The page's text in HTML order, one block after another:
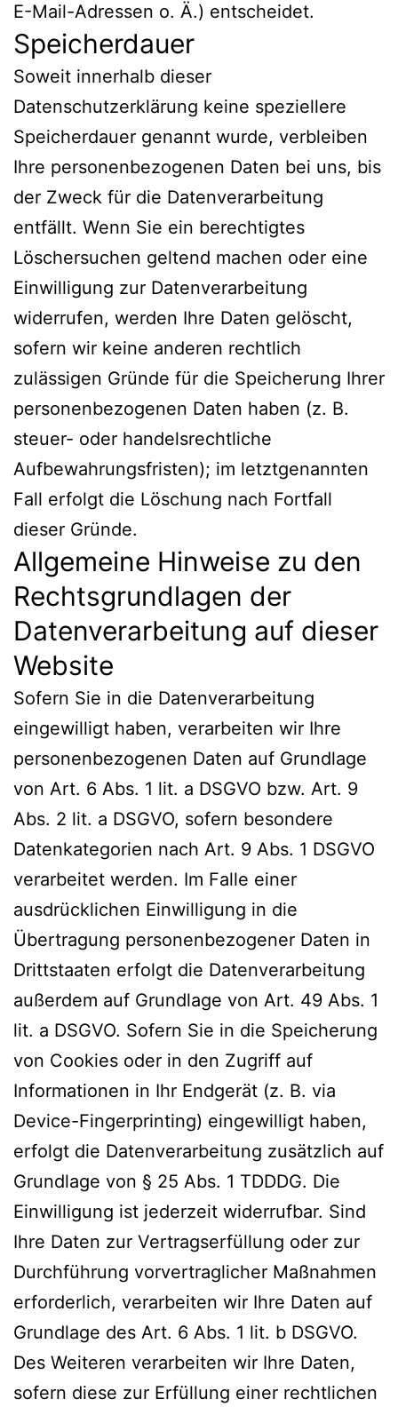
E-Mail-Adressen o. Ä.) entscheidet.
Speicherdauer
Soweit innerhalb dieser
Datenschutzerklärung keine speziellere
Speicherdauer genannt wurde, verbleiben
Ihre personenbezogenen Daten bei uns, bis
der Zweck für die Datenverarbeitung
entfällt. Wenn Sie ein berechtigtes
Löschersuchen geltend machen oder eine
Einwilligung zur Datenverarbeitung
widerrufen, werden Ihre Daten gelöscht,
sofern wir keine anderen rechtlich
zulässigen Gründe für die Speicherung Ihrer
personenbezogenen Daten haben (z. B.
steuer- oder handelsrechtliche
Aufbewahrungsfristen); im letztgenannten
Fall erfolgt die Löschung nach Fortfall
dieser Gründe.
Allgemeine Hinweise zu den
Rechtsgrundlagen der
Datenverarbeitung auf dieser
Website
Sofern Sie in die Datenverarbeitung
eingewilligt haben, verarbeiten wir Ihre
personenbezogenen Daten auf Grundlage
von Art. 6 Abs. 1 lit. a DSGVO bzw. Art. 9
Abs. 2 lit. a DSGVO, sofern besondere
Datenkategorien nach Art. 9 Abs. 1 DSGVO
verarbeitet werden. Im Falle einer
ausdrücklichen Einwilligung in die
Übertragung personenbezogener Daten in
Drittstaaten erfolgt die Datenverarbeitung
außerdem auf Grundlage von Art. 49 Abs. 1
lit. a DSGVO. Sofern Sie in die Speicherung
von Cookies oder in den Zugriff auf
Informationen in Ihr Endgerät (z. B. via
Device-Fingerprinting) eingewilligt haben,
erfolgt die Datenverarbeitung zusätzlich auf
Grundlage von § 25 Abs. 1 TDDDG. Die
Einwilligung ist jederzeit widerrufbar. Sind
Ihre Daten zur Vertragserfüllung oder zur
Durchführung vorvertraglicher Maßnahmen
erforderlich, verarbeiten wir Ihre Daten auf
Grundlage des Art. 6 Abs. 1 lit. b DSGVO.
Des Weiteren verarbeiten wir Ihre Daten,
sofern diese zur Erfüllung einer rechtlichen